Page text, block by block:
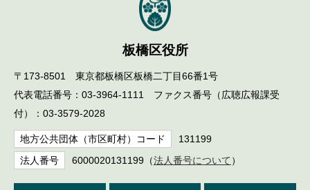
板橋区役所
〒173-8501 東京都板橋区板橋二丁目66番1号
代表電話番号：03-3964-1111 ファクス番号（広聴広報課受
付）：03-3579-2028
地方公共団体（市区町村）コード 131199
法人番号 6000020131199（法人番号について ）